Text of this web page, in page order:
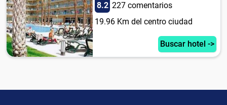
8.2 227 comentarios
19.96 Km del centro ciudad
Buscar hotel ->